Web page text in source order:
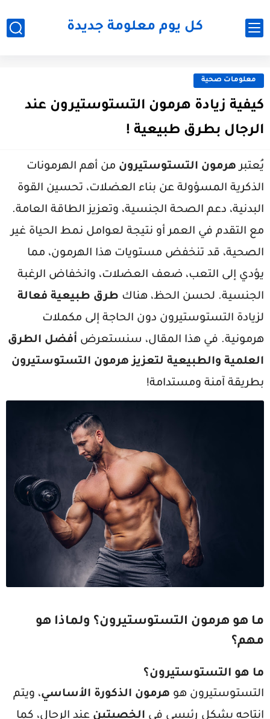
كل يوم معلومة جديدة
معلومات صحية
كيفية زيادة هرمون التستوستيرون عند
الرجال بطرق طبيعية !
يُعتبر هرمون التستوستيرون من أهم الهرمونات
الذكرية المسؤولة عن بناء العضلات، تحسين القوة
البدنية، دعم الصحة الجنسية، وتعزيز الطاقة العامة.
مع التقدم في العمر أو نتيجة لعوامل نمط الحياة غير
الصحية، قد تنخفض مستويات هذا الهرمون، مما
يؤدي إلى التعب، ضعف العضلات، وانخفاض الرغبة
الجنسية. لحسن الحظ، هناك طرق طبيعية فعالة
لزيادة التستوستيرون دون الحاجة إلى مكملات
هرمونية. في هذا المقال، سنستعرض أفضل الطرق
العلمية والطبيعية لتعزيز هرمون التستوستيرون
بطريقة آمنة ومستدامة!
ما هو هرمون التستوستيرون؟ ولماذا هو
مهم؟
ما هو التستوستيرون؟
التستوستيرون هو هرمون الذكورة الأساسي، ويتم
إنتاجه بشكل رئيسي في الخصيتين عند الرجال، كما